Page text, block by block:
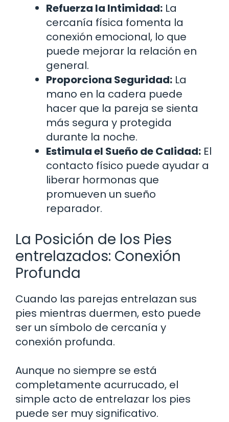
Refuerza la Intimidad: La
cercanía física fomenta la
conexión emocional, lo que
puede mejorar la relación en
general.
Proporciona Seguridad: La
mano en la cadera puede
hacer que la pareja se sienta
más segura y protegida
durante la noche.
Estimula el Sueño de Calidad: El
contacto físico puede ayudar a
liberar hormonas que
promueven un sueño
reparador.
La Posición de los Pies
entrelazados: Conexión
Profunda
Cuando las parejas entrelazan sus
pies mientras duermen, esto puede
ser un símbolo de cercanía y
conexión profunda.
Aunque no siempre se está
completamente acurrucado, el
simple acto de entrelazar los pies
puede ser muy significativo.